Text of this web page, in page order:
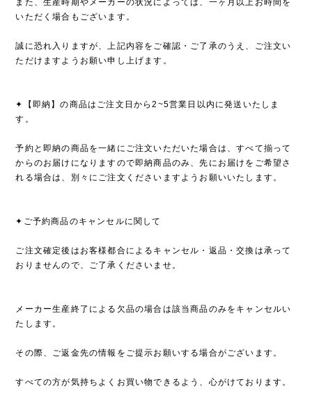
いただく場合もございます。
誠に恐れ入りますが、上記内容をご確認・ご了承のうえ、ご注文い
ただけますようお願い申し上げます。
✦【即納】の商品はご注文日から2~5営業日以内に発送いたしま
す。
予約と即納の商品を一緒にご注文いただいた場合は、すべて揃って
からのお届けになりますので即納商品のみ、先にお届けをご希望さ
れる場合は、別々にご注文くださいますようお願いいたします。
✦ご予約商品のキャンセルに関して
ご注文確定後はお客様都合によるキャンセル・返品・交換は承って
おりませんので、ご了承くださいませ。
メーカー生産終了による欠品の場合は該当商品のみをキャンセルい
たします。
その際、ご返金先の情報をご提示お願いする場合がございます。
すべての方が気持ちよくお買い物できるよう、心がけております。